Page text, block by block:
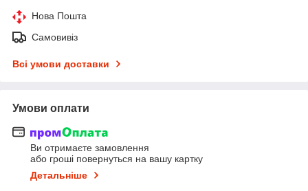
Нова Пошта
Самовивіз
Всі умови доставки
Умови оплати
Ви отримаєте замовлення
або гроші повернуться на вашу картку
Детальніше